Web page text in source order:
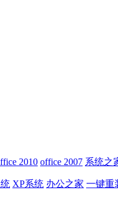
2010 office 2007 系统之
XP系统 办公之家 一键重